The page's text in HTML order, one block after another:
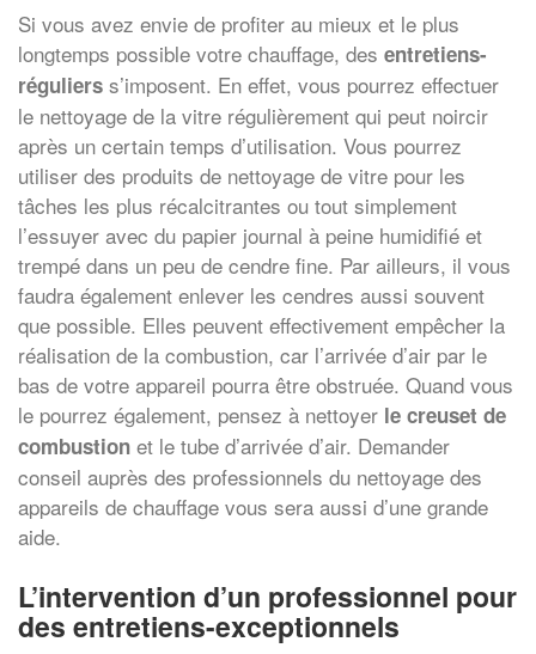
Si vous avez envie de profiter au mieux et le plus
longtemps possible votre chauffage, des entretiens-
réguliers s’imposent. En effet, vous pourrez effectuer
le nettoyage de la vitre régulièrement qui peut noircir
après un certain temps d’utilisation. Vous pourrez
utiliser des produits de nettoyage de vitre pour les
tâches les plus récalcitrantes ou tout simplement
l’essuyer avec du papier journal à peine humidifié et
trempé dans un peu de cendre fine. Par ailleurs, il vous
faudra également enlever les cendres aussi souvent
que possible. Elles peuvent effectivement empêcher la
réalisation de la combustion, car l’arrivée d’air par le
bas de votre appareil pourra être obstruée. Quand vous
le pourrez également, pensez à nettoyer le creuset de
combustion et le tube d’arrivée d’air. Demander
conseil auprès des professionnels du nettoyage des
appareils de chauffage vous sera aussi d’une grande
aide.
L’intervention d’un professionnel pour
des entretiens-exceptionnels